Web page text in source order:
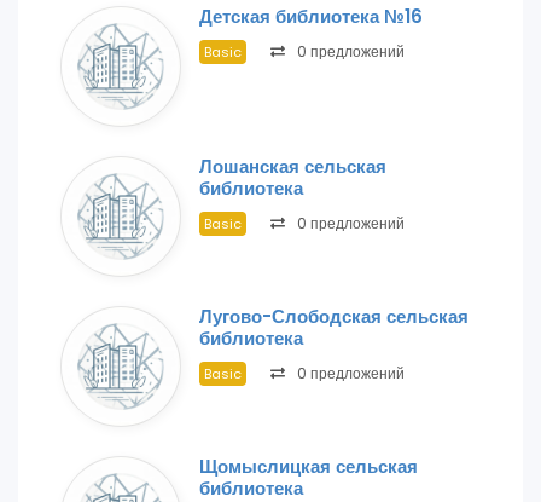
Детская библиотека №16
Basic 0 предложений
Лошанская сельская
библиотека
Basic 0 предложений
Лугово-Слободская сельская
библиотека
Basic 0 предложений
Щомыслицкая сельская
библиотека